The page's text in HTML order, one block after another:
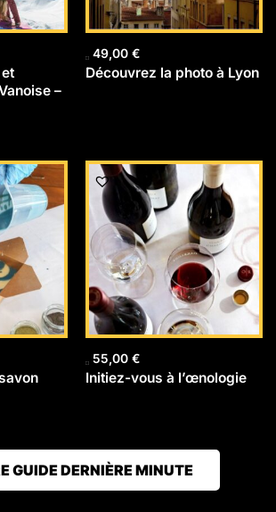
–
49,00 €
Découvrez la photo à Lyon
55,00 €
Initiez-vous à l’œnologie
GUIDE DERNIÈRE MINUTE